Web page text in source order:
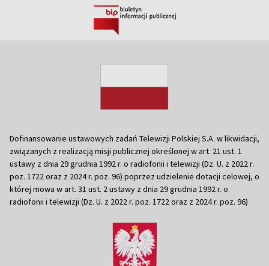
Dofinansowanie ustawowych zadań Telewizji Polskiej S.A. w likwidacji,
związanych z realizacją misji publicznej określonej w art. 21 ust. 1
ustawy z dnia 29 grudnia 1992 r. o radiofonii i telewizji (Dz. U. z 2022 r.
poz. 1722 oraz z 2024 r. poz. 96) poprzez udzielenie dotacji celowej, o
której mowa w art. 31 ust. 2 ustawy z dnia 29 grudnia 1992 r. o
radiofonii i telewizji (Dz. U. z 2022 r. poz. 1722 oraz z 2024 r. poz. 96)